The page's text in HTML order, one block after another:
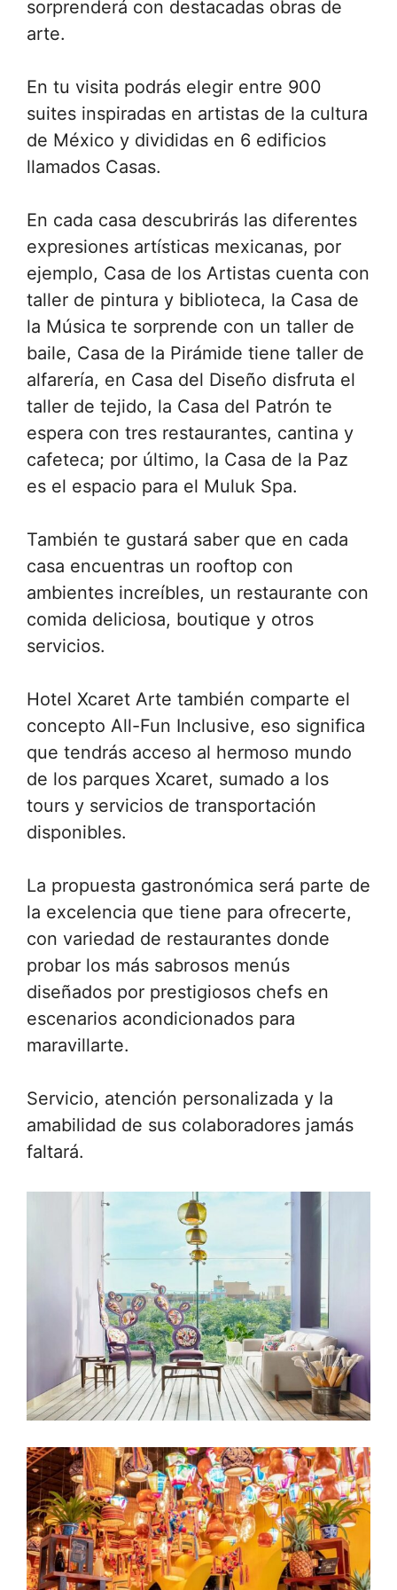
sorprenderá con destacadas obras de
arte.
En tu visita podrás elegir entre 900
suites inspiradas en artistas de la cultura
de México y divididas en 6 edificios
llamados Casas.
En cada casa descubrirás las diferentes
expresiones artísticas mexicanas, por
ejemplo, Casa de los Artistas cuenta con
taller de pintura y biblioteca, la Casa de
la Música te sorprende con un taller de
baile, Casa de la Pirámide tiene taller de
alfarería, en Casa del Diseño disfruta el
taller de tejido, la Casa del Patrón te
espera con tres restaurantes, cantina y
cafeteca; por último, la Casa de la Paz
es el espacio para el Muluk Spa.
También te gustará saber que en cada
casa encuentras un rooftop con
ambientes increíbles, un restaurante con
comida deliciosa, boutique y otros
servicios.
Hotel Xcaret Arte también comparte el
concepto All-Fun Inclusive, eso significa
que tendrás acceso al hermoso mundo
de los parques Xcaret, sumado a los
tours y servicios de transportación
disponibles.
La propuesta gastronómica será parte de
la excelencia que tiene para ofrecerte,
con variedad de restaurantes donde
probar los más sabrosos menús
diseñados por prestigiosos chefs en
escenarios acondicionados para
maravillarte.
Servicio, atención personalizada y la
amabilidad de sus colaboradores jamás
faltará.